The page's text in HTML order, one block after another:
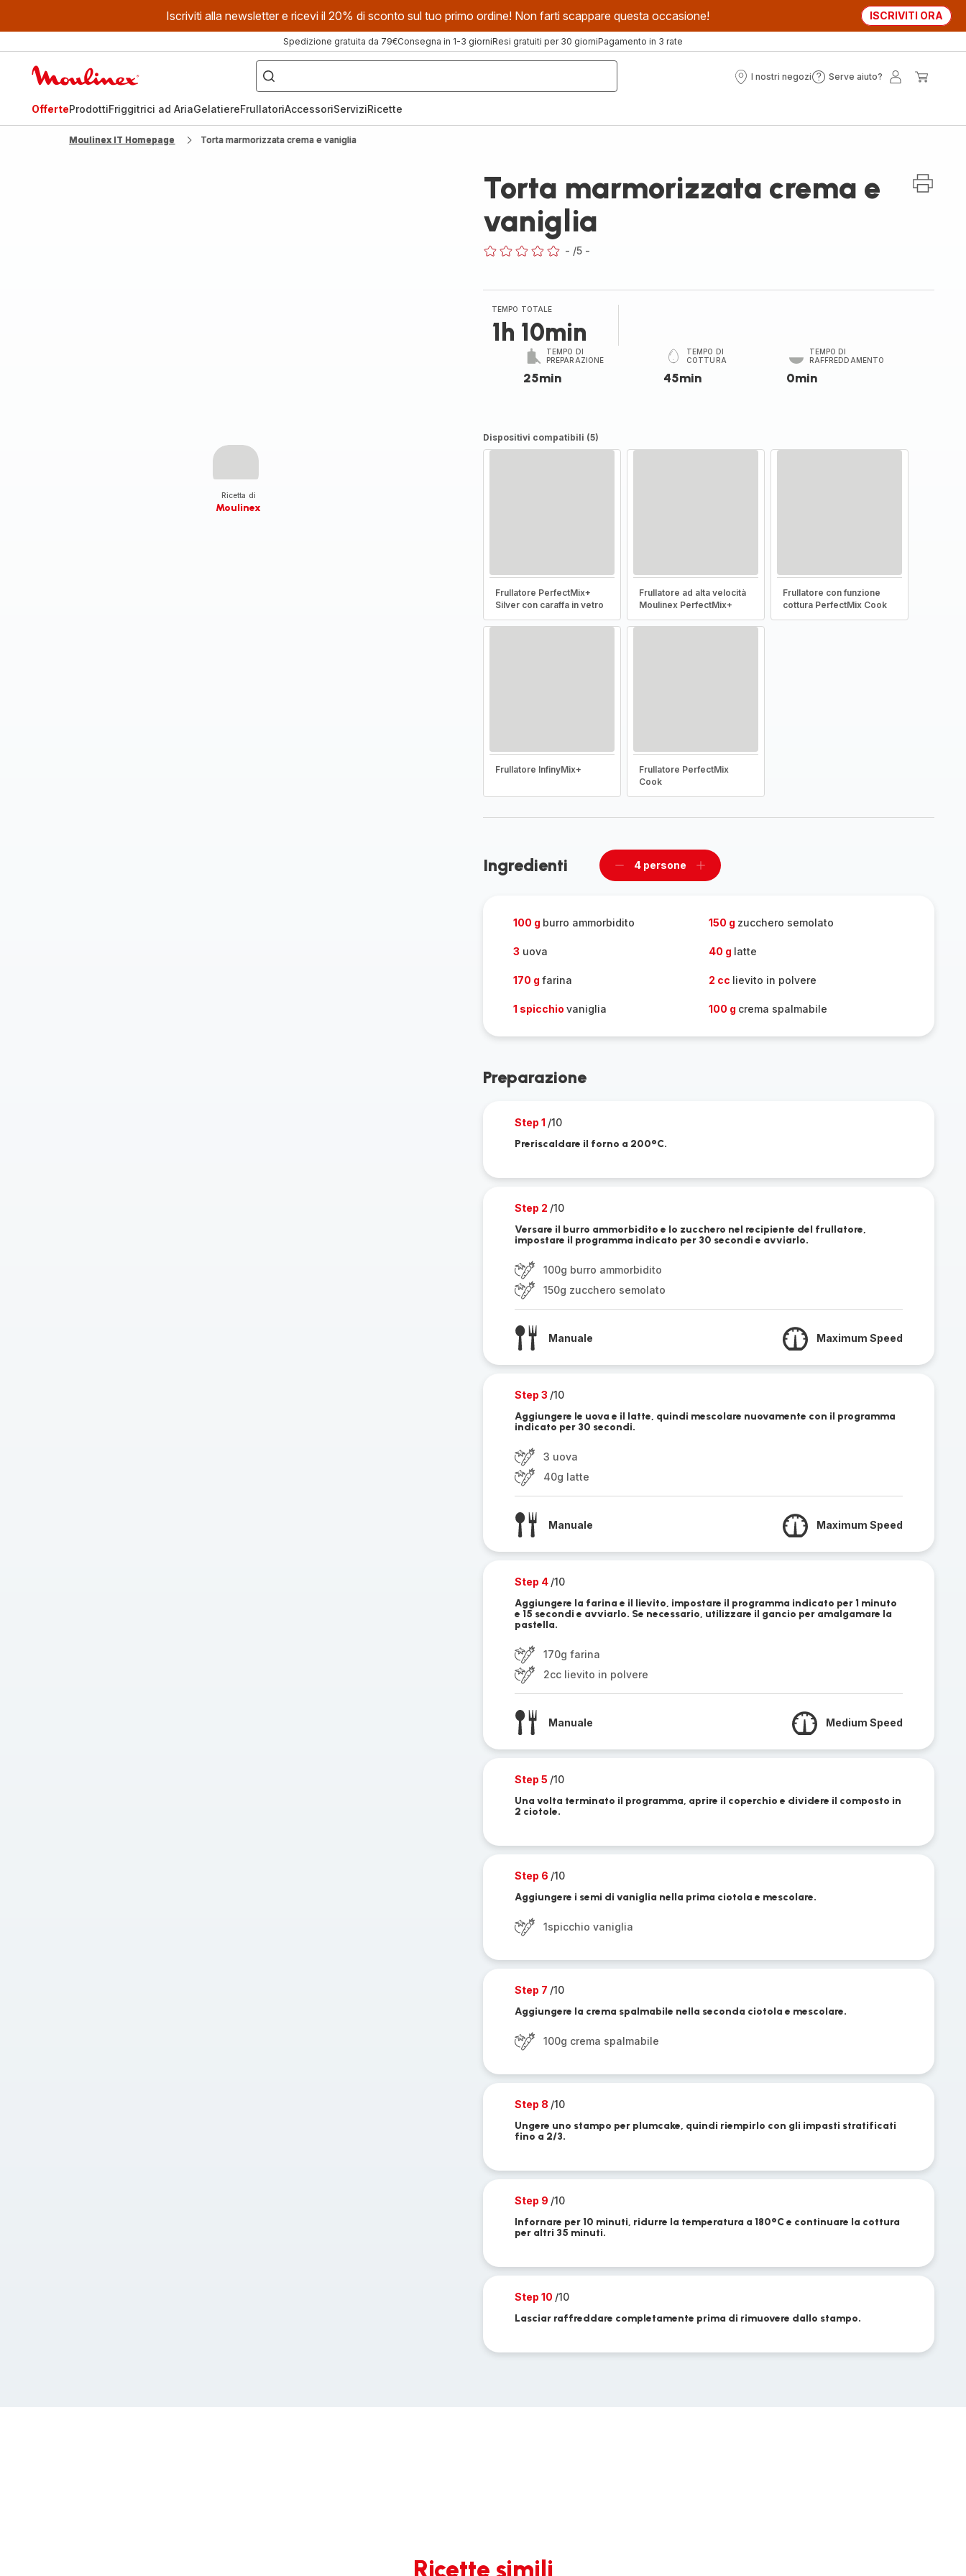
Iscriviti alla newsletter e ricevi il 20% di sconto sul tuo primo ordine! Non farti scappare questa occasione! ISCRIVITI ORA
Spedizione gratuita da 79€Consegna in 1-3 giorniResi gratuiti per 30 giorniPagamento in 3 rate
Cosa
stai
cercando?
I nostri negozi
I
Serve aiuto?
Serve
OfferteProdottiFriggitrici ad AriaGelatiereFrullatoriAccessoriServiziRicette
Moulinex IT Homepage Torta marmorizzata crema e vaniglia
Ricetta di
Moulinex
Torta marmorizzata crema e
vaniglia
- /5 -
TEMPO TOTALE
1h 10min
TEMPO DI
PREPARAZIONE
25min
TEMPO DI
COTTURA
45min
TEMPO DI
RAFFREDDAMENTO
0min
Dispositivi compatibili (5)
Frullatore PerfectMix+
Silver con caraffa in vetro
Frullatore ad alta velocità
Moulinex PerfectMix+
Frullatore con funzione
cottura PerfectMix Cook
Frullatore InfinyMix+
Frullatore PerfectMix
Cook
Ingredienti
Rimuovi
4 persone
Aggiungi
100 g burro ammorbidito 150 g zucchero semolato
3 uova 40 g latte
170 g farina 2 cc lievito in polvere
1 spicchio vaniglia 100 g crema spalmabile
Preparazione
Step 1 /10
Preriscaldare il forno a 200°C.
Step 2 /10
Versare il burro ammorbidito e lo zucchero nel recipiente del frullatore,
impostare il programma indicato per 30 secondi e avviarlo.
100g burro ammorbidito
150g zucchero semolato
Manuale Maximum Speed
Step 3 /10
Aggiungere le uova e il latte, quindi mescolare nuovamente con il programma
indicato per 30 secondi.
3 uova
40g latte
Manuale Maximum Speed
Step 4 /10
Aggiungere la farina e il lievito, impostare il programma indicato per 1 minuto
e 15 secondi e avviarlo. Se necessario, utilizzare il gancio per amalgamare la
pastella.
170g farina
2cc lievito in polvere
Manuale Medium Speed
Step 5 /10
Una volta terminato il programma, aprire il coperchio e dividere il composto in
2 ciotole.
Step 6 /10
Aggiungere i semi di vaniglia nella prima ciotola e mescolare.
1spicchio vaniglia
Step 7 /10
Aggiungere la crema spalmabile nella seconda ciotola e mescolare.
100g crema spalmabile
Step 8 /10
Ungere uno stampo per plumcake, quindi riempirlo con gli impasti stratificati
fino a 2/3.
Step 9 /10
Infornare per 10 minuti, ridurre la temperatura a 180°C e continuare la cottura
per altri 35 minuti.
Step 10 /10
Lasciar raffreddare completamente prima di rimuovere dallo stampo.
Ricette simili